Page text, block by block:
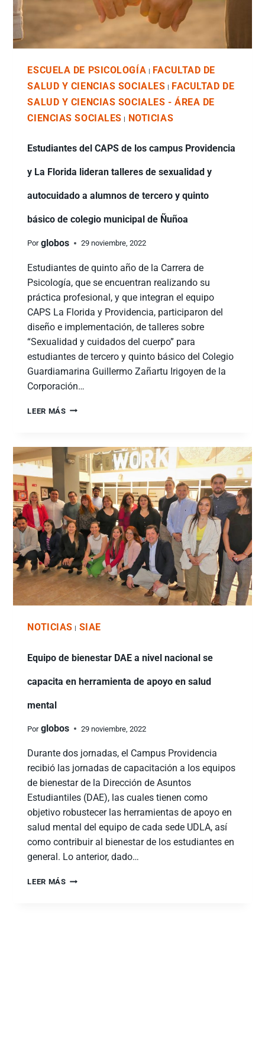
ESCUELA DE PSICOLOGÍA | FACULTAD DE
SALUD Y CIENCIAS SOCIALES | FACULTAD DE
SALUD Y CIENCIAS SOCIALES - ÁREA DE
CIENCIAS SOCIALES | NOTICIAS
Estudiantes del CAPS de los campus Providencia
y La Florida lideran talleres de sexualidad y
autocuidado a alumnos de tercero y quinto
básico de colegio municipal de Ñuñoa
Por globos 29 noviembre, 2022
Estudiantes de quinto año de la Carrera de
Psicología, que se encuentran realizando su
práctica profesional, y que integran el equipo
CAPS La Florida y Providencia, participaron del
diseño e implementación, de talleres sobre
“Sexualidad y cuidados del cuerpo” para
estudiantes de tercero y quinto básico del Colegio
Guardiamarina Guillermo Zañartu Irigoyen de la
Corporación…
LEER MÁS
NOTICIAS SIAE
Equipo de bienestar DAE a nivel nacional se
capacita en herramienta de apoyo en salud
mental
Por globos 29 noviembre, 2022
Durante dos jornadas, el Campus Providencia
recibió las jornadas de capacitación a los equipos
de bienestar de la Dirección de Asuntos
Estudiantiles (DAE), las cuales tienen como
objetivo robustecer las herramientas de apoyo en
salud mental del equipo de cada sede UDLA, así
como contribuir al bienestar de los estudiantes en
general. Lo anterior, dado…
LEER MÁS